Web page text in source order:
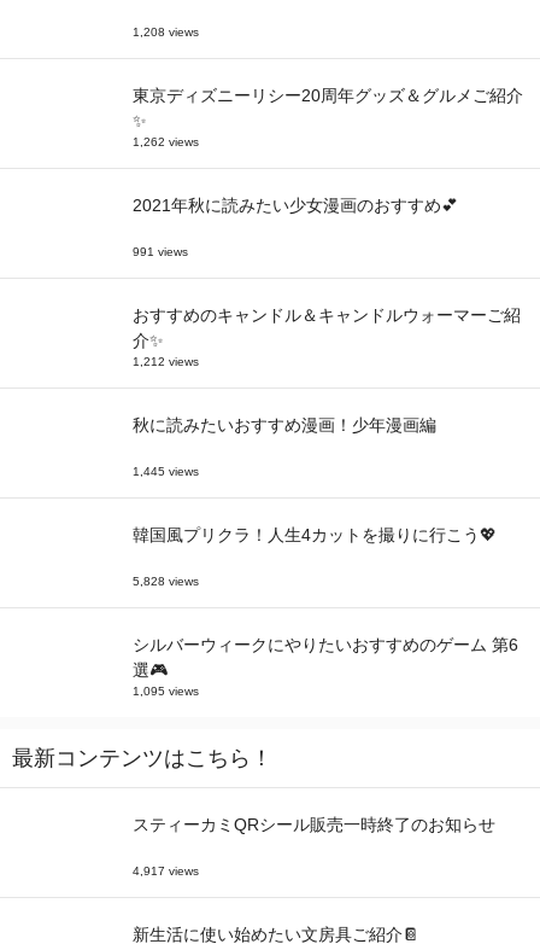
1,208 views
東京ディズニーリシー20周年グッズ＆グルメご紹介
✨
1,262 views
2021年秋に読みたい少女漫画のおすすめ💕
991 views
おすすめのキャンドル＆キャンドルウォーマーご紹
介✨
1,212 views
秋に読みたいおすすめ漫画！少年漫画編
1,445 views
韓国風プリクラ！人生4カットを撮りに行こう💖
5,828 views
シルバーウィークにやりたいおすすめのゲーム 第6
選🎮
1,095 views
最新コンテンツはこちら！
スティーカミQRシール販売一時終了のお知らせ
4,917 views
新生活に使い始めたい文房具ご紹介📔